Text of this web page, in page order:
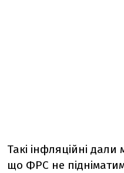
Такі інфляційні
що ФРС не